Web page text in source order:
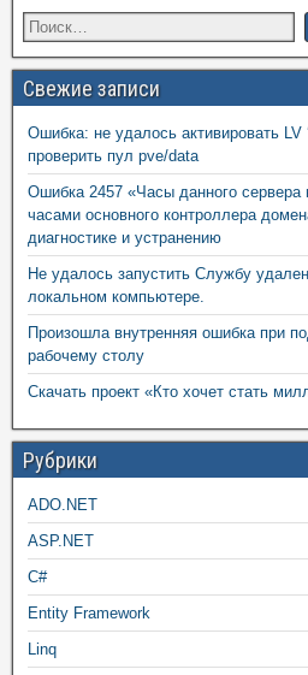
Свежие записи
Ошибка: не удалось активировать LV
проверить пул pve/data
Ошибка 2457 «Часы данного сервера
часами основного контроллера
диагностике и устранению
Не удалось запустить Службу
локальном компьютере.
Произошла внутренняя ошибка при
рабочему столу
Скачать проект «Кто хочет стать
Рубрики
ADO.NET
ASP.NET
C#
Entity Framework
Linq